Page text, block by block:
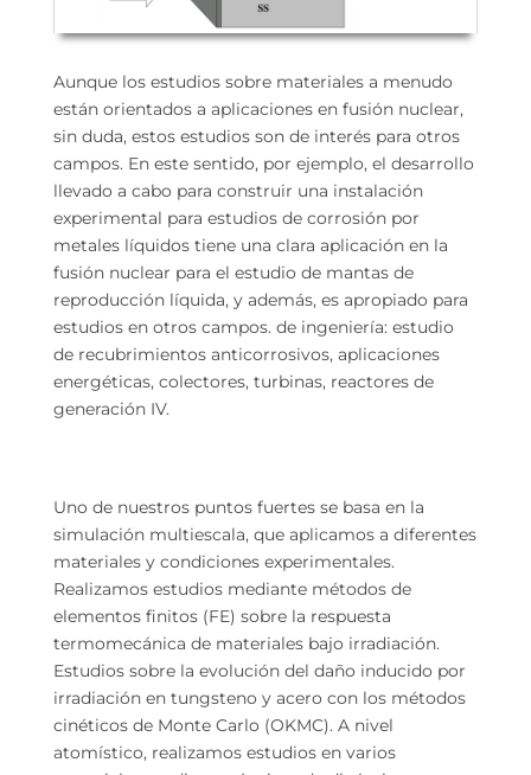
Aunque los estudios sobre materiales a menudo
están orientados a aplicaciones en fusión nuclear,
sin duda, estos estudios son de interés para otros
campos. En este sentido, por ejemplo, el desarrollo
llevado a cabo para construir una instalación
experimental para estudios de corrosión por
metales líquidos tiene una clara aplicación en la
fusión nuclear para el estudio de mantas de
reproducción líquida, y además, es apropiado para
estudios en otros campos. de ingeniería: estudio
de recubrimientos anticorrosivos, aplicaciones
energéticas, colectores, turbinas, reactores de
generación IV.
Uno de nuestros puntos fuertes se basa en la
simulación multiescala, que aplicamos a diferentes
materiales y condiciones experimentales.
Realizamos estudios mediante métodos de
elementos finitos (FE) sobre la respuesta
termomecánica de materiales bajo irradiación.
Estudios sobre la evolución del daño inducido por
irradiación en tungsteno y acero con los métodos
cinéticos de Monte Carlo (OKMC). A nivel
atomístico, realizamos estudios en varios